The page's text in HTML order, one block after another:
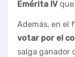
Emérita IV
Además, en el
votar por el
salga ganador